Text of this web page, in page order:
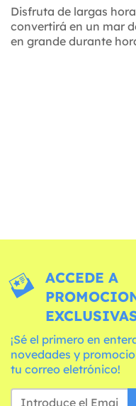
Disfruta de largas
convertirá en un mar
en grande durante
ACCEDE A
¡Sé el primero en
novedades y
tu correo eletrónico!